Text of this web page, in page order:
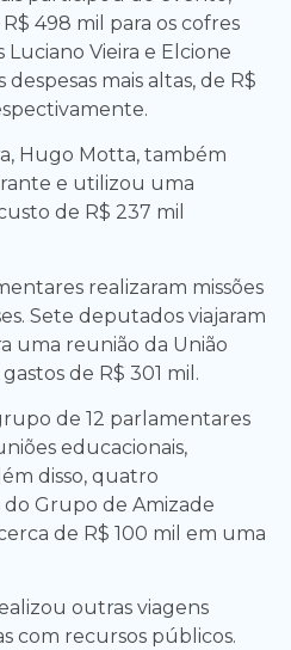
498 mil para os cofres
Vieira e Elcione
mais altas, de R$
Hugo Motta, também
e utilizou uma
de R$ 237 mil
realizaram missões
Sete deputados viajaram
uma reunião da União
de R$ 301 mil.
de 12 parlamentares
educacionais,
disso, quatro
Grupo de Amizade
de R$ 100 mil em uma
outras viagens
com recursos públicos.